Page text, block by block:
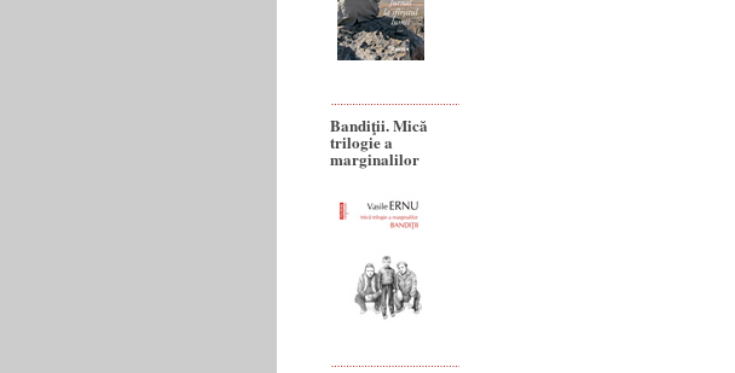
Bandiţii. Mică
trilogie a
marginalilor